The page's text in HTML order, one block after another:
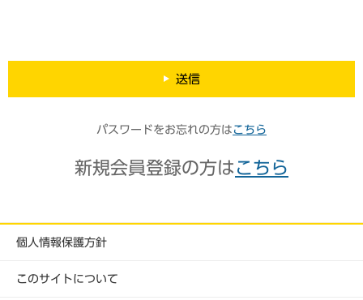
送信
パスワードをお忘れの方は こちら
新規会員登録の方は こちら
個人情報保護方針
このサイトについて